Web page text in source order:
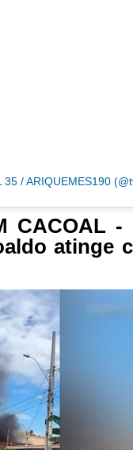
/ ARIQUEMES190
CACOAL -
atinge